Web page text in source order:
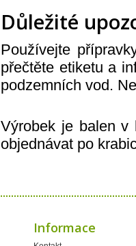
Důležité
Používejte
přečtěte etiketu a
podzemních vod.
Výrobek je balen
objednávat po
Informace